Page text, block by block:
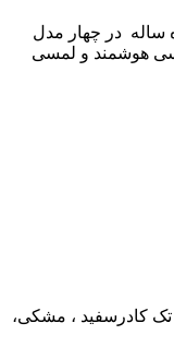
در چهار مدل
هوشمند و لمسی
کادرسفید ، مشکی،